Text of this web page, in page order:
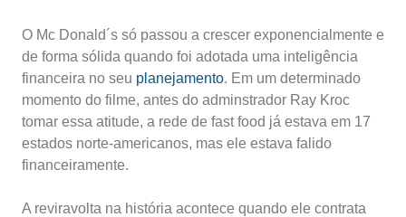
O Mc Donald´s só passou a crescer exponencialmente e
de forma sólida quando foi adotada uma inteligência
financeira no seu planejamento. Em um determinado
momento do filme, antes do adminstrador Ray Kroc
tomar essa atitude, a rede de fast food já estava em 17
estados norte-americanos, mas ele estava falido
financeiramente.
A reviravolta na história acontece quando ele contrata